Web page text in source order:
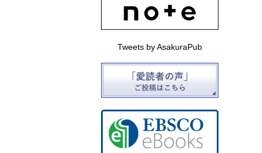
Tweets by AsakuraPub